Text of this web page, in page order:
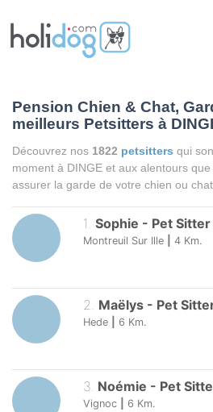
Pension Chien & Chat,
meilleurs Petsitters à
Découvrez nos 1822 petsitters qui
moment à DINGE et aux alentours
assurer la garde de votre chien ou chat.
1. Sophie - Pet Sitter
Montreuil Sur Ille 4 Km.
2. Maëlys - Pet
Hede 6 Km.
3. Noémie - Pet
Vignoc 6 Km.